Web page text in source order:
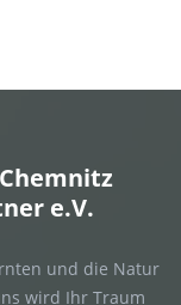
e.V.
und die Natur
wird Ihr Traum